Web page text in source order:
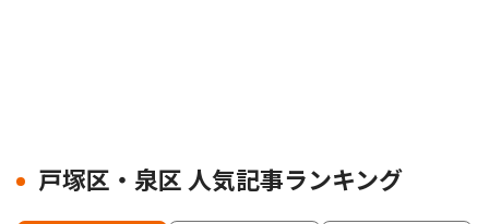
戸塚区・泉区 人気記事ランキング